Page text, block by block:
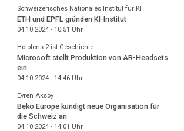
Schweizerisches Nationales Institut für KI
ETH und EPFL gründen KI-Institut
04.10.2024 - 10:51 Uhr
Hololens 2 ist Geschichte
Microsoft stellt Produktion von AR-Headsets
ein
04.10.2024 - 14:46Uhr
Evren Aksoy
Beko Europe kündigt neue Organisation für
die Schweiz an
04.10.2024 - 14:01 Uhr